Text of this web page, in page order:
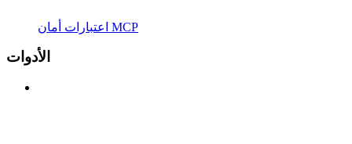
اعتبارات أمان MCP
الأدوات